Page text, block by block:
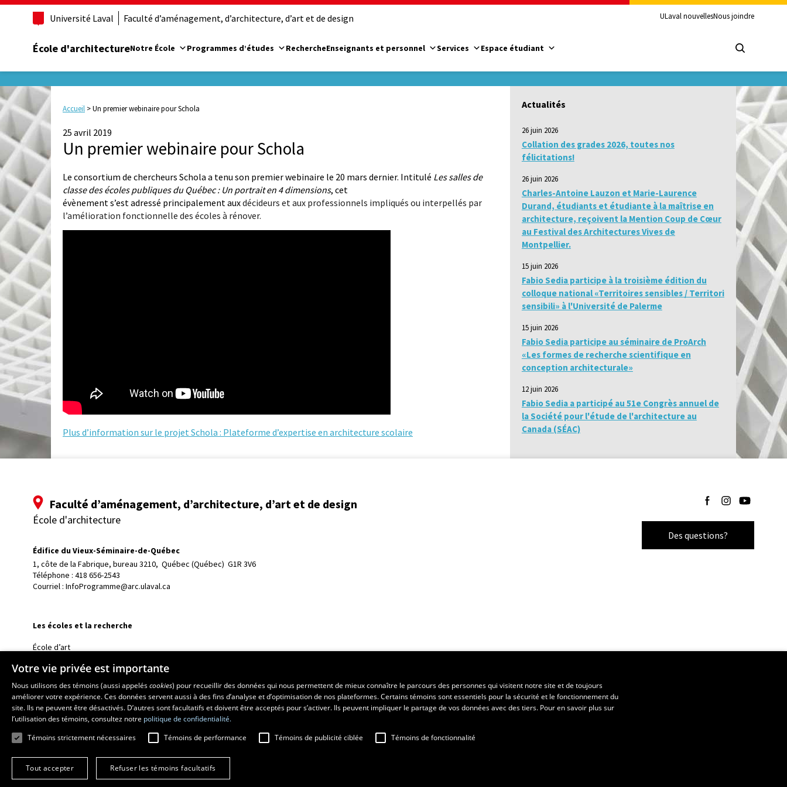
Université Laval Faculté d’aménagement, d’architecture, d’art et de design ULaval nouvellesNous joindre
École d'architectureNotre École Programmes d’études RechercheEnseignants et personnel Services Espace étudiant
Accueil >Un premier webinaire pour Schola
25 avril 2019
Un premier webinaire pour Schola
Le consortium de chercheurs Schola a tenu son premier webinaire le 20 mars dernier. Intitulé Les salles de
classe des écoles publiques du Québec : Un portrait en 4 dimensions, cet
évènement s’est adressé principalement auxdécideurs et aux professionnels impliqués ou interpellés par
l’amélioration fonctionnelle des écoles à rénover.
Plus d’information sur le projet Schola : Plateforme d’expertise en architecture scolaire
Actualités
26 juin 2026
Collation des grades 2026, toutes nos
félicitations!
26 juin 2026
Charles-Antoine Lauzon et Marie-Laurence
Durand, étudiants et étudiante à la maîtrise en
architecture, reçoivent la Mention Coup de Cœur
au Festival des Architectures Vives de
Montpellier.
15 juin 2026
Fabio Sedia participe à la troisième édition du
colloque national «Territoires sensibles / Territori
sensibili» à l'Université de Palerme
15 juin 2026
Fabio Sedia participe au séminaire de ProArch
«Les formes de recherche scientifique en
conception architecturale»
12 juin 2026
Fabio Sedia a participé au 51e Congrès annuel de
la Société pour l'étude de l'architecture au
Canada (SÉAC)
Faculté d’aménagement, d’architecture, d’art et de design
École d'architecture
Édifice du Vieux-Séminaire-de-Québec
1, côte de la Fabrique, bureau 3210, Québec (Québec)  G1R 3V6
Téléphone : 418 656-2543
Courriel : InfoProgramme@arc.ulaval.ca
Suivez-nous sur
Suivez-nous sur
Suivez-nous
Des questions?
Les écoles et la recherche
École d’art
École de design
Centre de recherche en aménagement et développement
Votre vie privée est importante
Nous utilisons des témoins (aussi appeléscookies) pour recueillir des données qui nous permettent de mieux connaître le parcours des personnes qui visitent notre site et de toujours
améliorer votre expérience. Ces données servent aussi à des fins d’analyse et d’optimisation de nos plateformes. Certains témoins sont essentiels pour la sécurité et le fonctionnement du
site. Ils ne peuvent être désactivés. D’autres sont facultatifs et doivent être acceptés pour s’activer. Ils peuvent impliquer le partage de vos données avec des tiers. Pour en savoir plus sur
l’utilisation des témoins, consultez notre politique de confidentialité.
Témoins strictement nécessaires
Témoins de performance Témoins de publicité ciblée Témoins de fonctionnalité
Tout accepter Refuser les témoins facultatifs